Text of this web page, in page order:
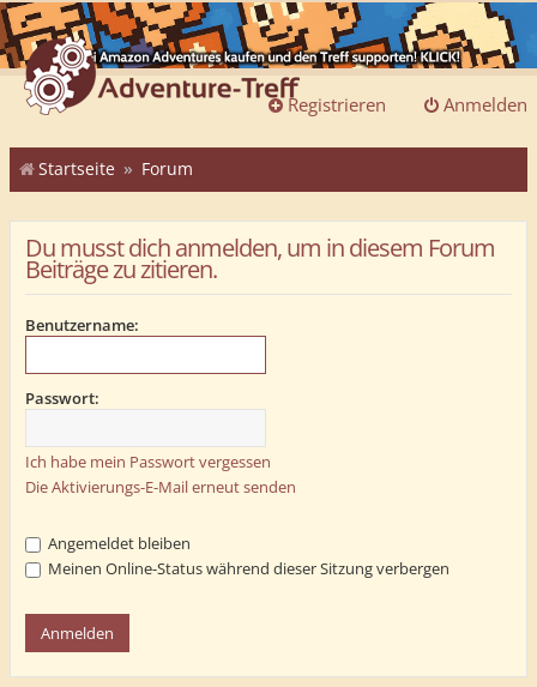
Anmelden
Registrieren
Startseite Forum
Du musst dich anmelden, um in diesem Forum
Beiträge zu zitieren.
Benutzername:
Passwort:
Ich habe mein Passwort vergessen
Die Aktivierungs-E-Mail erneut senden
Angemeldet bleiben
Meinen Online-Status während dieser Sitzung verbergen